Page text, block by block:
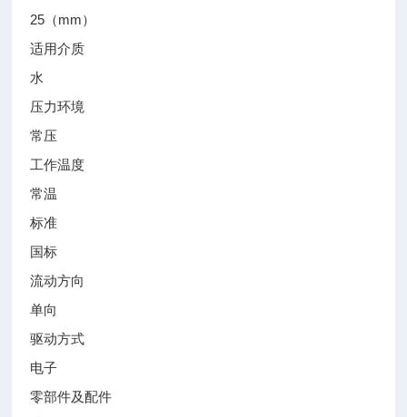
25（mm）
适用介质
水
压力环境
常压
工作温度
常温
标准
国标
流动方向
单向
驱动方式
电子
零部件及配件